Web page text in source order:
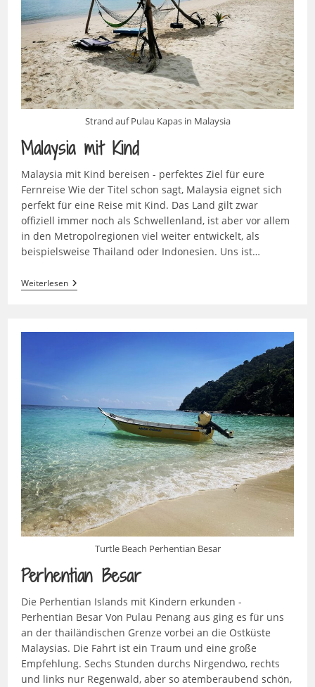
Strand auf Pulau Kapas in Malaysia
Malaysia mit Kind
Malaysia mit Kind bereisen - perfektes Ziel für eure
Fernreise Wie der Titel schon sagt, Malaysia eignet sich
perfekt für eine Reise mit Kind. Das Land gilt zwar
offiziell immer noch als Schwellenland, ist aber vor allem
in den Metropolregionen viel weiter entwickelt, als
beispielsweise Thailand oder Indonesien. Uns ist…
WeiterlesenMalaysia
Mit
Turtle Beach Perhentian Besar
Perhentian Besar
Die Perhentian Islands mit Kindern erkunden -
Perhentian Besar Von Pulau Penang aus ging es für uns
an der thailändischen Grenze vorbei an die Ostküste
Malaysias. Die Fahrt ist ein Traum und eine große
Empfehlung. Sechs Stunden durchs Nirgendwo, rechts
und links nur Regenwald, aber so atemberaubend schön,